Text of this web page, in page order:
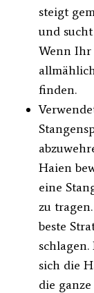
steigt
und
Wenn Ihr
finden.
Haien
eine
zu
beste
sich die
die